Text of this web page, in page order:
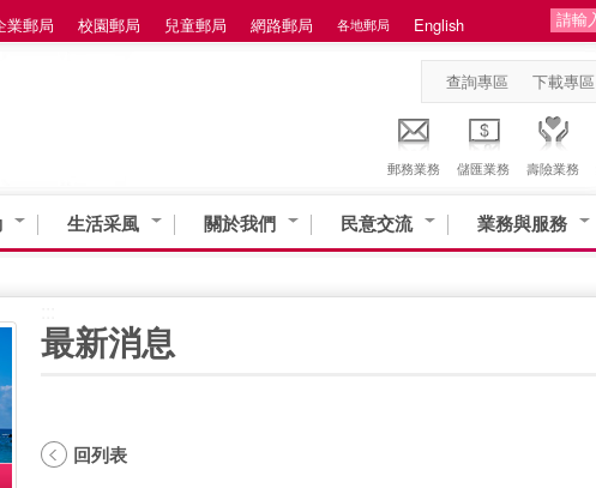
業郵局 校園郵局 兒童郵局 網路郵局 各地郵局 English
查詢專區 下載專區
郵務業務 儲匯業務 壽險業務
生活采風 關於我們 民意交流 業務與服務
最新消息
回列表